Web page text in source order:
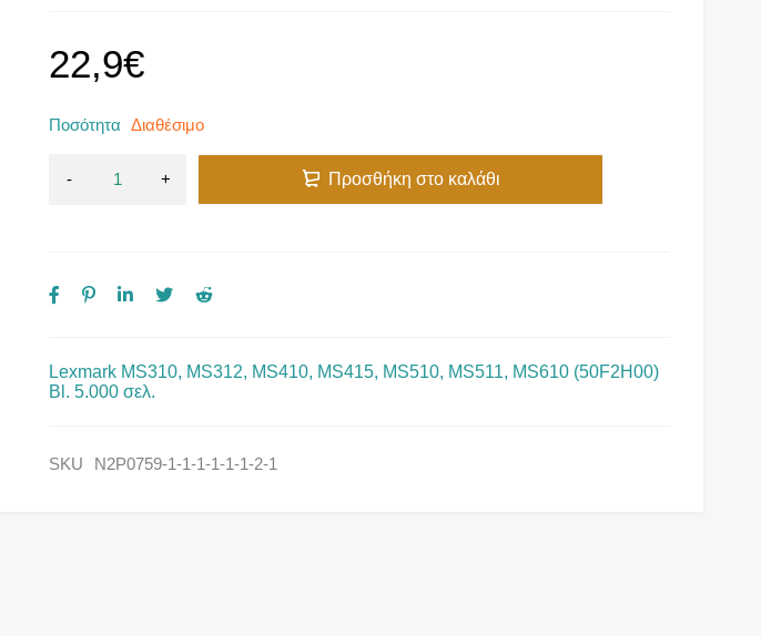
Lexmark MS310, MS312, MS410, MS415, MS510, MS511, MS610 (50F2H00)
Bl. 5.000 σελ.
22,9€
Ποσότητα Διαθέσιμο
Προσθήκη στο καλάθι
SKU N2P0759-1-1-1-1-1-1-2-1